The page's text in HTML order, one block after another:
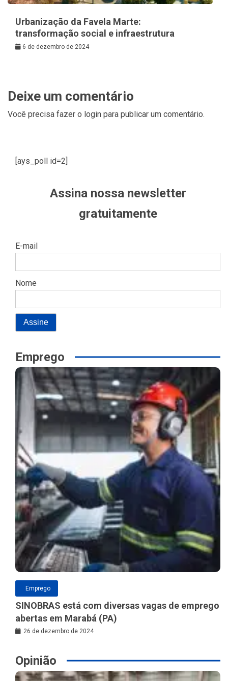
Urbanização da Favela Marte:
transformação social e infraestrutura
6 de dezembro de 2024
Deixe um comentário
Você precisa fazer o login para publicar um comentário.
[ays_poll id=2]
Assina nossa newsletter
gratuitamente
E-mail
Nome
Emprego
Emprego
SINOBRAS está com diversas vagas de emprego
abertas em Marabá (PA)
26 de dezembro de 2024
Opinião